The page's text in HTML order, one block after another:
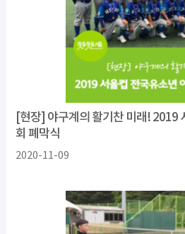
[현장] 야구계의 활기찬 미래! 2019
회 폐막식
2020-11-09